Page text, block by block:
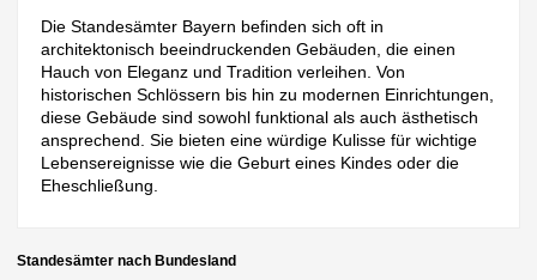
Die Standesämter Bayern befinden sich oft in
architektonisch beeindruckenden Gebäuden, die einen
Hauch von Eleganz und Tradition verleihen. Von
historischen Schlössern bis hin zu modernen Einrichtungen,
diese Gebäude sind sowohl funktional als auch ästhetisch
ansprechend. Sie bieten eine würdige Kulisse für wichtige
Lebensereignisse wie die Geburt eines Kindes oder die
Eheschließung.
Standesämter nach Bundesland